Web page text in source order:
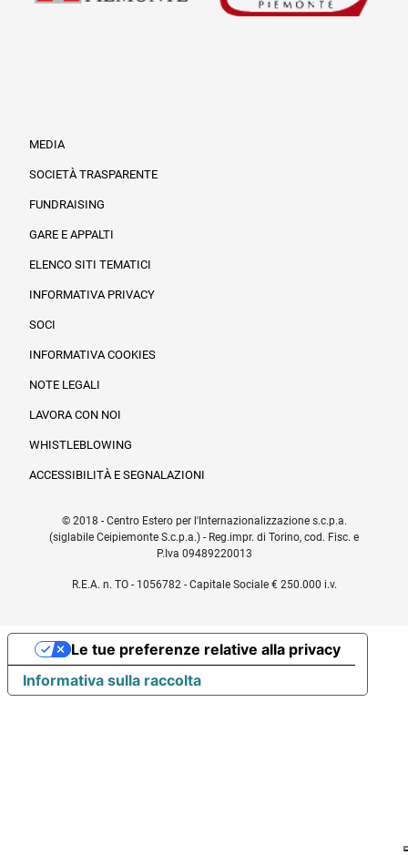
MEDIA
SOCIETÀ TRASPARENTE
FUNDRAISING
GARE E APPALTI
ELENCO SITI TEMATICI
INFORMATIVA PRIVACY
SOCI
INFORMATIVA COOKIES
NOTE LEGALI
LAVORA CON NOI
WHISTLEBLOWING
ACCESSIBILITÀ E SEGNALAZIONI
© 2018 - Centro Estero per l'Internazionalizzazione s.c.p.a.
(siglabile Ceipiemonte S.c.p.a.) - Reg.impr. di Torino, cod. Fisc. e
P.Iva 09489220013
R.E.A. n. TO - 1056782 - Capitale Sociale € 250.000 i.v.
Informativa sulla raccolta
Le tue preferenze relative alla privacy